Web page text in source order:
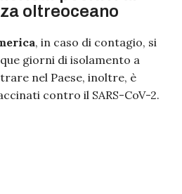
oltreoceano
, in caso di contagio, si
giorni di isolamento a
nel Paese, inoltre, è
contro il SARS-CoV-2.